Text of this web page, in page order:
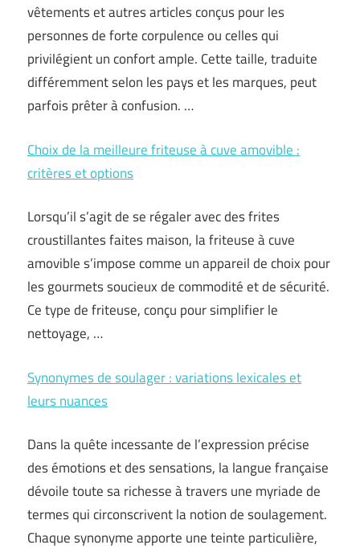
vêtements et autres articles conçus pour les
personnes de forte corpulence ou celles qui
privilégient un confort ample. Cette taille, traduite
différemment selon les pays et les marques, peut
parfois prêter à confusion. …
Choix de la meilleure friteuse à cuve amovible :
critères et options
Lorsqu’il s’agit de se régaler avec des frites
croustillantes faites maison, la friteuse à cuve
amovible s’impose comme un appareil de choix pour
les gourmets soucieux de commodité et de sécurité.
Ce type de friteuse, conçu pour simplifier le
nettoyage, …
Synonymes de soulager : variations lexicales et
leurs nuances
Dans la quête incessante de l’expression précise
des émotions et des sensations, la langue française
dévoile toute sa richesse à travers une myriade de
termes qui circonscrivent la notion de soulagement.
Chaque synonyme apporte une teinte particulière,